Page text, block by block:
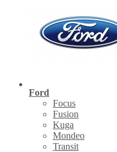
Ford
Focus
Fusion
Kuga
Mondeo
Transit